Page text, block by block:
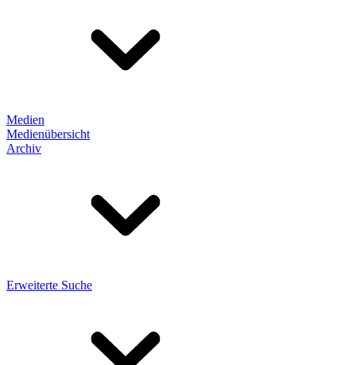
Medien
Medienübersicht
Archiv
Erweiterte Suche